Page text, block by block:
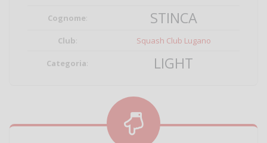
Cognome: STINCA
Club: Squash Club Lugano
Categoria: LIGHT